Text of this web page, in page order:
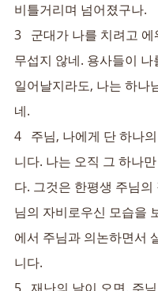
비틀거리며 넘어졌구나.
3   군대가 나를 치려고
무섭지 않네. 용사들이 나
일어날지라도, 나는 하나
네.
4   주님, 나에게 단 하나
니다. 나는 오직 그 하나
다. 그것은 한평생 주님의
님의 자비로우신 모습을
에서 주님과 의논하면서
니다.